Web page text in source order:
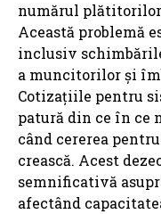
numărul
Această problemă
inclusiv
a muncitorilor și
Cotizațiile pentru
patură din ce în ce
când cererea
crească. Acest
semnificativă
afectând